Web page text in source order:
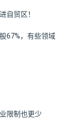
自贸区！
67%，有些领域
限制也更少